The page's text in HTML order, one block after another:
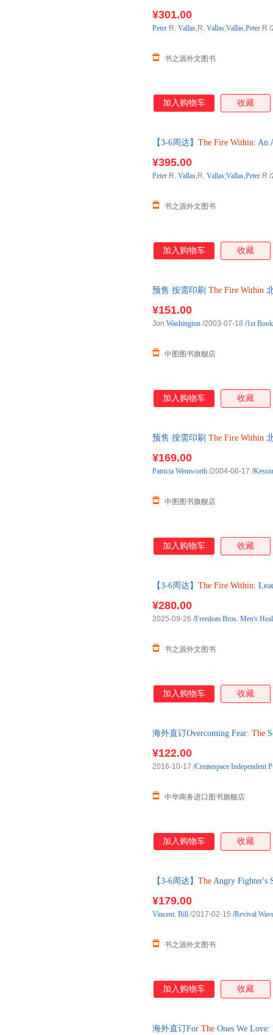
¥301.00
书之源外文图书
Peter R. Vallas,R. Vallas;Vallas,Peter R /
加入购物车 收藏
【3-6周达】 The Fire Within: An
¥395.00
书之源外文图书
Peter R. Vallas,R. Vallas;Vallas,Peter R /
加入购物车 收藏
预售 按需印刷 The Fire Within
¥151.00
中图图书旗舰店
Jon Washington /2003-07-18 /1st
加入购物车 收藏
预售 按需印刷 The Fire Within
¥169.00
中图图书旗舰店
Patricia Wentworth /2004-06-17 /
加入购物车 收藏
【3-6周达】 The Fire Within:
¥280.00
书之源外文图书
2025-09-26 /Freedom Bros. Men's
加入购物车 收藏
海外直订Overcoming Fear: The
¥122.00
中华商务进口图书旗舰店
2016-10-17 /Createspace Independent
加入购物车 收藏
【3-6周达】 The Angry Fighter's
¥179.00
书之源外文图书
Vincent, Bill /2017-02-15 /Revival
加入购物车 收藏
海外直订For The Ones We